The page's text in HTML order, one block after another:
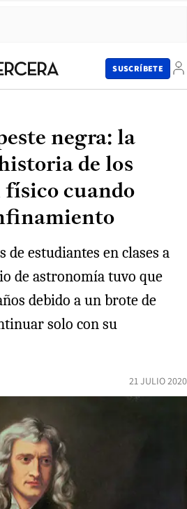
SUSCRÍBETE
negra: la
de los
físico cuando
estudiantes en clases a
de astronomía tuvo que
debido a un brote de
solo con su
21 JULIO 2020